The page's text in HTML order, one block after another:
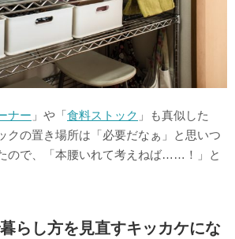
ナー 」や「食料ストック 」も真似した
クの置き場所は「必要だなぁ」と思いつ
ので、「本腰いれて考えねば……！」と
らし方を見直すキッカケにな